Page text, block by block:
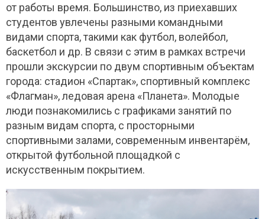
от работы время. Большинство, из приехавших
студентов увлечены разными командными
видами спорта, такими как футбол, волейбол,
баскетбол и др. В связи с этим в рамках встречи
прошли экскурсии по двум спортивным объектам
города: стадион «Спартак», спортивный комплекс
«Флагман», ледовая арена «Планета». Молодые
люди познакомились с графиками занятий по
разным видам спорта, с просторными
спортивными залами, современным инвентарём,
открытой футбольной площадкой с
искусственным покрытием.